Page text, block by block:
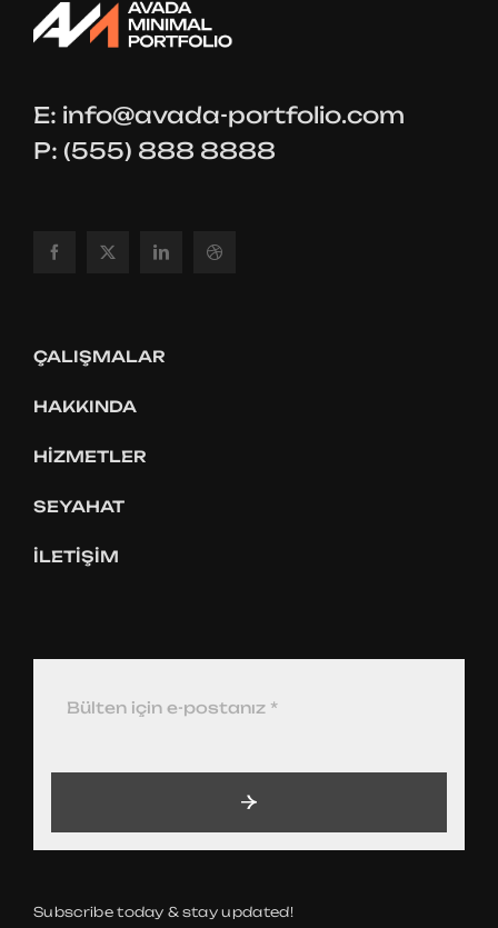
E: info@avada-portfolio.com
P: (555) 888 8888
ÇALIŞMALAR
HAKKINDA
HIZMETLER
SEYAHAT
İLETIŞIM
Subscribe today & stay updated!